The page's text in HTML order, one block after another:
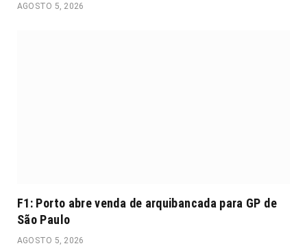
AGOSTO 5, 2026
F1: Porto abre venda de arquibancada para GP de
São Paulo
AGOSTO 5, 2026